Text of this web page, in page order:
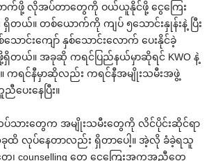
ောက်ဖို့ လိုအပ်တာတွေကို ဝယ်ယူနိုင်ဖို့ ငွေကြေး
တယ်။ တစ်ယောက်ကို ကျပ် ၅သောင်းနှုန်းနဲ့ ပြီး
င်းကျော် နှစ်သောင်းလောက် ပေးနိုင်ခဲ့
ရှိတယ်။ အခုဆို ကရင်ပြည်နယ်မှာဆိုရင် KWO နဲ့
ပြီး။ ကရင်နီမှာဆိုလည်း ကရင်နီအမျိုးသမီးအဖွဲ့
ပေးနေပြီး။
တပ်သားတွေက အမျိုးသမီးတွေကို လိင်ပိုင်းဆိုင်ရာ
ထိ လုပ်နေတာလည်း ရှိတာပေါ့။ အဲ့လို ခံခဲ့ရသူ
၊ counselling တွေ ငွေကြေးအကူအညီတွေ